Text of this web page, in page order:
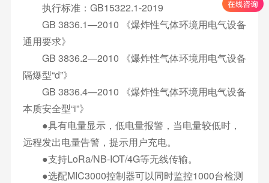
执行标准：GB15322.1-2019
GB 3836.1—2010 《爆炸性气体环境用电气设备
通用要求》
GB 3836.2—2010 《爆炸性气体环境用电气设备
隔爆型“d”》
GB 3836.4—2010 《爆炸性气体环境用电气设备
本质安全型“i”》
●具有电量显示，低电量报警，当电量较低时，
远程发出电量告警，提示用户充电。
●支持LoRa/NB-IOT/4G等无线传输。
●选配MIC3000控制器可以同时监控1000台检测